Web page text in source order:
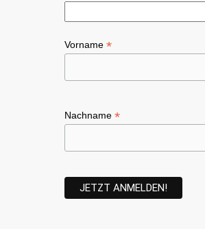
Vorname *
Nachname *